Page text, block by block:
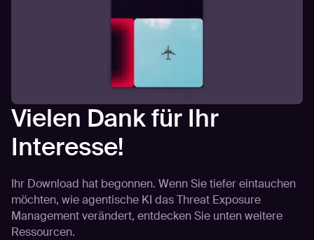
Vielen Dank für Ihr
Interesse!
Ihr Download hat begonnen. Wenn Sie tiefer eintauchen
möchten, wie agentische KI das Threat Exposure
Management verändert, entdecken Sie unten weitere
Ressourcen.